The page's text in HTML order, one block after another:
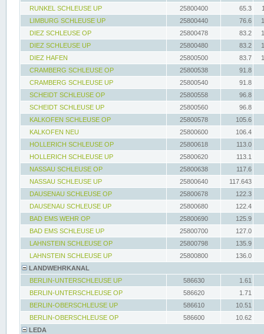
RUNKEL SCHLEUSE UP
25800400 65.3
LIMBURG SCHLEUSE UP
25800440 76.6
DIEZ SCHLEUSE OP
25800478 83.2
DIEZ SCHLEUSE UP
25800480 83.2
DIEZ HAFEN
25800500 83.7
CRAMBERG SCHLEUSE OP
25800538
91.8
CRAMBERG SCHLEUSE UP
25800540
91.8
SCHEIDT SCHLEUSE OP
25800558
96.8
SCHEIDT SCHLEUSE UP
25800560
96.8
KALKOFEN SCHLEUSE OP
25800578
105.6
KALKOFEN NEU
25800600
106.4
HOLLERICH SCHLEUSE OP
25800618
113.0
HOLLERICH SCHLEUSE UP
25800620
113.1
NASSAU SCHLEUSE OP
25800638
117.6
NASSAU SCHLEUSE UP
25800640
117.643
DAUSENAU SCHLEUSE OP
25800678
122.3
DAUSENAU SCHLEUSE UP
25800680
122.4
BAD EMS WEHR OP
25800690
125.9
BAD EMS SCHLEUSE UP
25800700
127.0
LAHNSTEIN SCHLEUSE OP
25800798
135.9
LAHNSTEIN SCHLEUSE UP
25800800
136.0
LANDWEHRKANAL
BERLIN-UNTERSCHLEUSE UP
586630
1.61
BERLIN-UNTERSCHLEUSE OP
586620
1.71
BERLIN-OBERSCHLEUSE UP
586610
10.51
BERLIN-OBERSCHLEUSE OP
586600
10.62
LEDA